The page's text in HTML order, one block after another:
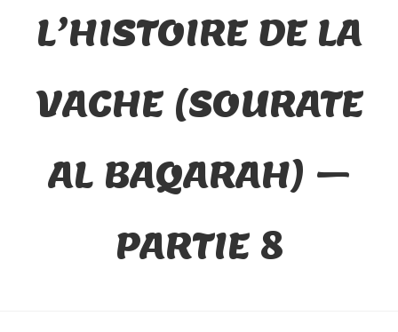
L’HISTOIRE DE LA
VACHE (SOURATE
AL BAQARAH) –
PARTIE 8